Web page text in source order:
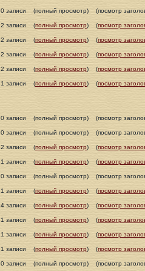
0 записи (полный просмотр) (посмотр
2 записи (полный просмотр) (посмотр
2 записи (полный просмотр) (посмотр
2 записи (полный просмотр) (посмотр
2 записи (полный просмотр) (посмотр
1 записи (полный просмотр) (посмотр
0 записи (полный просмотр) (посмотр
0 записи (полный просмотр) (посмотр
2 записи (полный просмотр) (посмотр
1 записи (полный просмотр) (посмотр
0 записи (полный просмотр) (посмотр
1 записи (полный просмотр) (посмотр
4 записи (полный просмотр) (посмотр
1 записи (полный просмотр) (посмотр
1 записи (полный просмотр) (посмотр
1 записи (полный просмотр) (посмотр
0 записи (полный просмотр) (посмотр